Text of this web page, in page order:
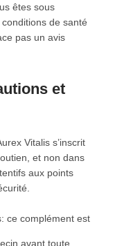
êtes sous
de santé
pas un avis
et
Vitalis s’inscrit
et non dans
aux points
ce complément est
avant toute